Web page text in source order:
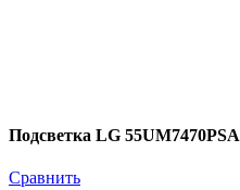
Подсветка LG 55UM7470PSA
Сравнить